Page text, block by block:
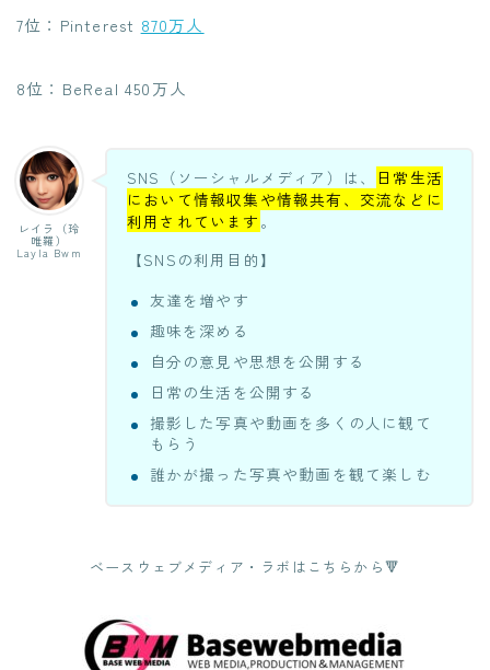
7位：Pinterest 870万人
8位：BeReal 450万人
レイラ（玲
唯羅）
Layla Bwm
SNS（ソーシャルメディア）は、
日常生活
において情報収集や情報共有、交流などに
利用されています 。
【SNSの利用目的】
友達を増やす
趣味を深める
自分の意見や思想を公開する
日常の生活を公開する
撮影した写真や動画を多くの人に観て
もらう
誰かが撮った写真や動画を観て楽しむ
ベースウェブメディア・ラボはこちらから🔻